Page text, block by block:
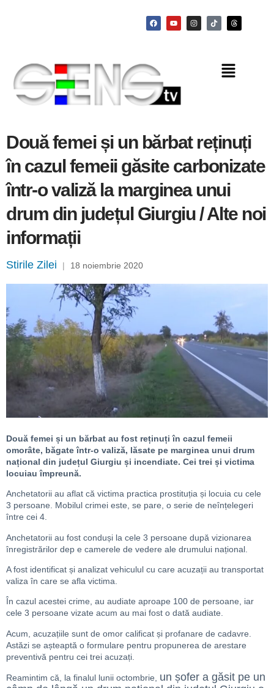
Două femei și un bărbat reținuți
în cazul femeii găsite carbonizate
într-o valiză la marginea unui
drum din județul Giurgiu / Alte noi
informații
Stirile Zilei | 18 noiembrie 2020
Două femei și un bărbat au fost reținuți în cazul femeii
omorâte, băgate într-o valiză, lăsate pe marginea unui drum
național din județul Giurgiu și incendiate. Cei trei și victima
locuiau împreună.
Anchetatorii au aflat că victima practica prostituția și locuia cu cele
3 persoane. Mobilul crimei este, se pare, o serie de neînțelegeri
între cei 4.
Anchetatorii au fost conduși la cele 3 persoane după vizionarea
înregistrărilor dep e camerele de vedere ale drumului național.
A fost identificat și analizat vehiculul cu care acuzații au transportat
valiza în care se afla victima.
În cazul acestei crime, au audiate aproape 100 de persoane, iar
cele 3 persoane vizate acum au mai fost o dată audiate.
Acum, acuzațiile sunt de omor calificat și profanare de cadavre.
Astăzi se așteaptă o formulare pentru propunerea de arestare
preventivă pentru cei trei acuzați.
Reamintim că, la finalul lunii octombrie, un șofer a găsit pe un